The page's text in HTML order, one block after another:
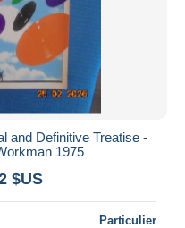
and Definitive Treatise -
1975
$US
Particulier